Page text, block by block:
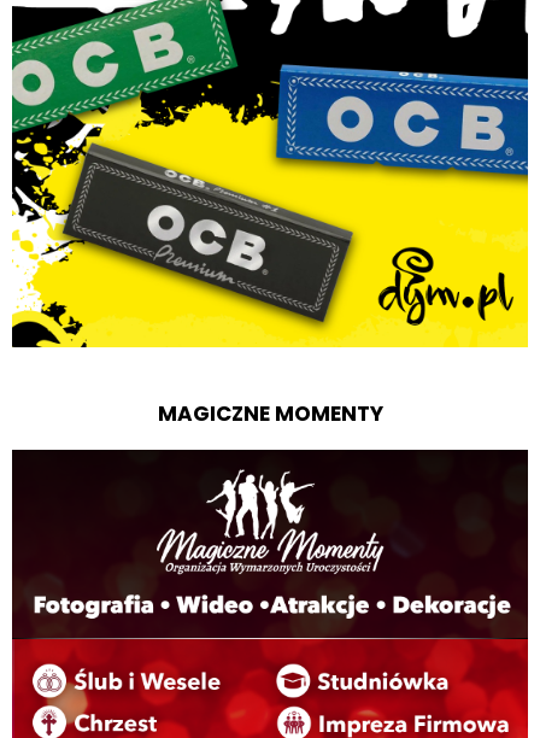
MAGICZNE MOMENTY